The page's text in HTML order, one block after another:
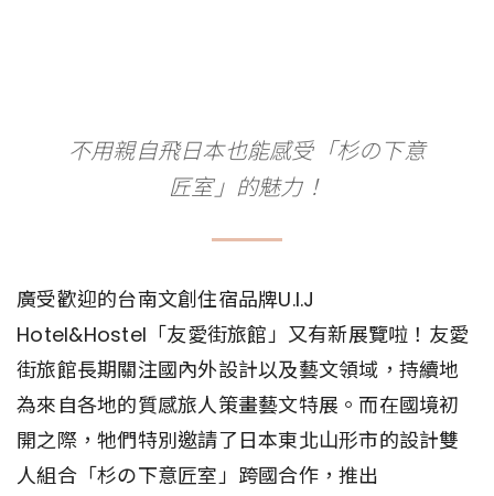
不用親自飛日本也能感受「杉の下意
匠室」的魅力！
廣受歡迎的台南文創住宿品牌U.I.J
Hotel&Hostel「友愛街旅館」又有新展覽啦！友愛
街旅館長期關注國內外設計以及藝文領域，持續地
為來自各地的質感旅人策畫藝文特展。而在國境初
開之際，牠們特別邀請了日本東北山形市的設計雙
人組合「杉の下意匠室」跨國合作，推出